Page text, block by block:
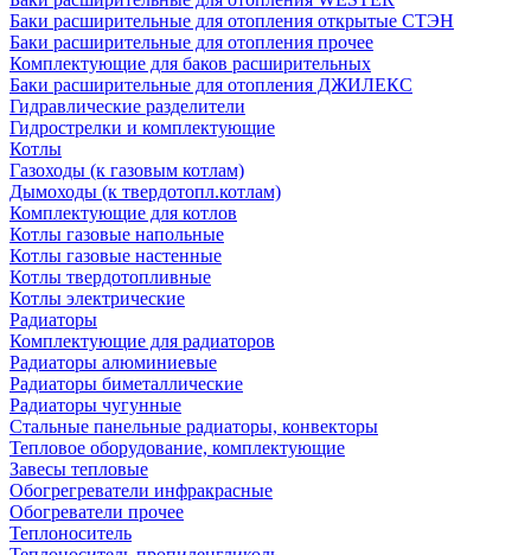
Баки расширительные для отопления открытые СТЭН
Баки расширительные для отопления прочее
Комплектующие для баков расширительных
Баки расширительные для отопления ДЖИЛЕКС
Гидравлические разделители
Гидрострелки и комплектующие
Котлы
Газоходы (к газовым котлам)
Дымоходы (к твердотопл.котлам)
Комплектующие для котлов
Котлы газовые напольные
Котлы газовые настенные
Котлы твердотопливные
Котлы электрические
Радиаторы
Комплектующие для радиаторов
Радиаторы алюминиевые
Радиаторы биметаллические
Радиаторы чугунные
Стальные панельные радиаторы, конвекторы
Тепловое оборудование, комплектующие
Завесы тепловые
Обогрегреватели инфракрасные
Обогреватели прочее
Теплоноситель